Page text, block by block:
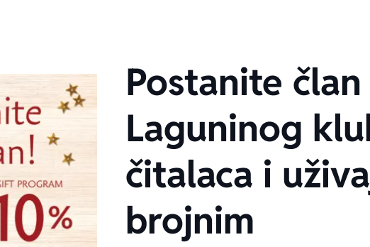
Postanite član
Laguninog
čitalaca i
brojnim